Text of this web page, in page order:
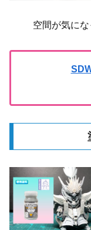
空間が気に